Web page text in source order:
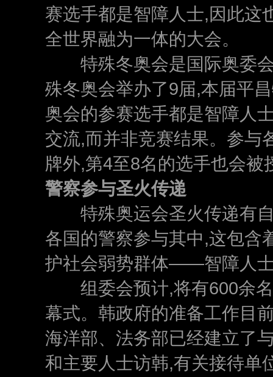
赛选手都是智障人士,因此这
全世界融为一体的大会。
特殊冬奥会是国际奥委会
殊冬奥会举办了9届,本届平
奥会的参赛选手都是智障人
交流,而并非竞赛结果。参与
牌外,第4至8名的选手也会被
警察参与圣火传递
特殊奥运会圣火传递有自
各国的警察参与其中,这包含
护社会弱势群体——智障人
组委会预计,将有600余名
幕式。韩政府的准备工作目
海洋部、法务部已经建立了
和主要人士访韩,有关接待单